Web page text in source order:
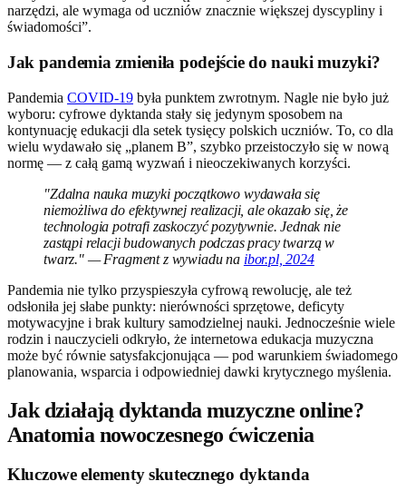
narzędzi, ale wymaga od uczniów znacznie większej dyscypliny i
świadomości”.
Jak pandemia zmieniła podejście do nauki muzyki?
Pandemia COVID-19 była punktem zwrotnym. Nagle nie było już
wyboru: cyfrowe dyktanda stały się jedynym sposobem na
kontynuację edukacji dla setek tysięcy polskich uczniów. To, co dla
wielu wydawało się „planem B”, szybko przeistoczyło się w nową
normę — z całą gamą wyzwań i nieoczekiwanych korzyści.
"Zdalna nauka muzyki początkowo wydawała się
niemożliwa do efektywnej realizacji, ale okazało się, że
technologia potrafi zaskoczyć pozytywnie. Jednak nie
zastąpi relacji budowanych podczas pracy twarzą w
twarz." — Fragment z wywiadu na ibor.pl, 2024
Pandemia nie tylko przyspieszyła cyfrową rewolucję, ale też
odsłoniła jej słabe punkty: nierówności sprzętowe, deficyty
motywacyjne i brak kultury samodzielnej nauki. Jednocześnie wiele
rodzin i nauczycieli odkryło, że internetowa edukacja muzyczna
może być równie satysfakcjonująca — pod warunkiem świadomego
planowania, wsparcia i odpowiedniej dawki krytycznego myślenia.
Jak działają dyktanda muzyczne online?
Anatomia nowoczesnego ćwiczenia
Kluczowe elementy skutecznego dyktanda